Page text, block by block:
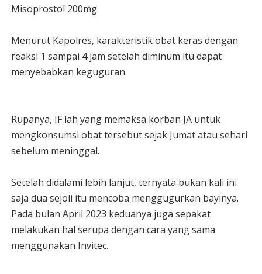
Misoprostol 200mg.
Menurut Kapolres, karakteristik obat keras dengan
reaksi 1 sampai 4 jam setelah diminum itu dapat
menyebabkan keguguran.
Rupanya, IF lah yang memaksa korban JA untuk
mengkonsumsi obat tersebut sejak Jumat atau sehari
sebelum meninggal.
Setelah didalami lebih lanjut, ternyata bukan kali ini
saja dua sejoli itu mencoba menggugurkan bayinya.
Pada bulan April 2023 keduanya juga sepakat
melakukan hal serupa dengan cara yang sama
menggunakan Invitec.